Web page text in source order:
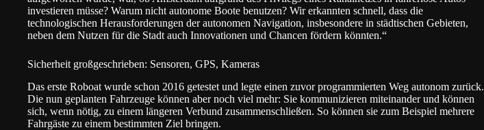
investieren müsse? Warum nicht autonome Boote benutzen? Wir erkannten schnell, dass die
technologischen Herausforderungen der autonomen Navigation, insbesondere in städtischen Gebieten,
neben dem Nutzen für die Stadt auch Innovationen und Chancen fördern könnten.“
Sicherheit großgeschrieben: Sensoren, GPS, Kameras
Das erste Roboat wurde schon 2016 getestet und legte einen zuvor programmierten Weg autonom zurück.
Die nun geplanten Fahrzeuge können aber noch viel mehr: Sie kommunizieren miteinander und können
sich, wenn nötig, zu einem längeren Verbund zusammenschließen. So können sie zum Beispiel mehrere
Fahrgäste zu einem bestimmten Ziel bringen.